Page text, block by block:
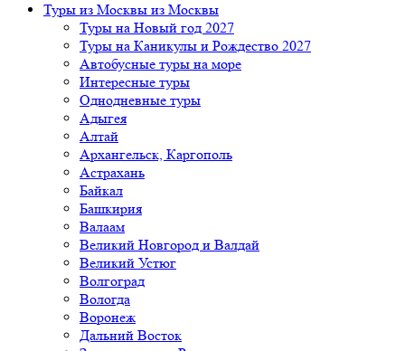
Туры из Москвы из Москвы
Туры на Новый год 2027
Туры на Каникулы и Рождество 2027
Автобусные туры на море
Интересные туры
Однодневные туры
Адыгея
Алтай
Архангельск, Каргополь
Астрахань
Байкал
Башкирия
Валаам
Великий Новгород и Валдай
Великий Устюг
Волгоград
Вологда
Воронеж
Дальний Восток